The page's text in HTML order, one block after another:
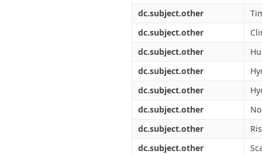
dc.subject.other
dc.subject.other
dc.subject.other
dc.subject.other
dc.subject.other
dc.subject.other
dc.subject.other
dc.subject.other